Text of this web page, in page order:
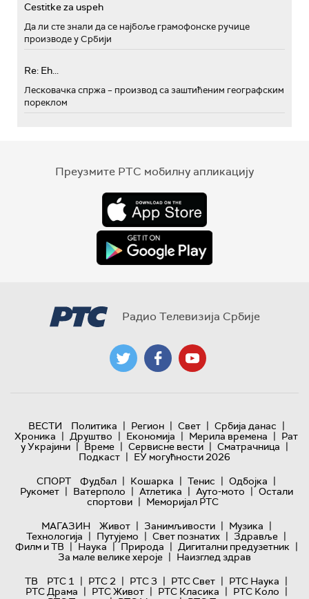
Cestitke za uspeh
Да ли сте знали да се најбоље грамофонске ручице
производе у Србији
Re: Eh...
Лесковачка спржа – производ са заштићеним географским
пореклом
Преузмите РТС мобилну апликацију
Радио Телевизија Србије
ВЕСТИ Политика | Регион | Свет | Србија данас |
Хроника | Друштво | Економија | Мерила времена | Рат
у Украјини | Време | Сервисне вести | Сматрачница |
Подкаст | ЕУ могућности 2026
СПОРТ
Фудбал | Кошарка | Тенис | Одбојка |
Рукомет | Ватерполо | Атлетика | Ауто-мото | Остали
спортови | Меморијал РТС
МАГАЗИН
Живот | Занимљивости | Музика |
Технологијa | Путујемо | Свет познатих | Здравље |
Филм и ТВ | Наука | Природа | Дигитални предузетник |
За мале велике хероје | Наизглед здрав
ТВ
РТС 1 | РТС 2 | РТС 3 | РТС Свет | РТС Наука |
РТС Драма | РТС Живот | РТС Класика | РТС Коло |